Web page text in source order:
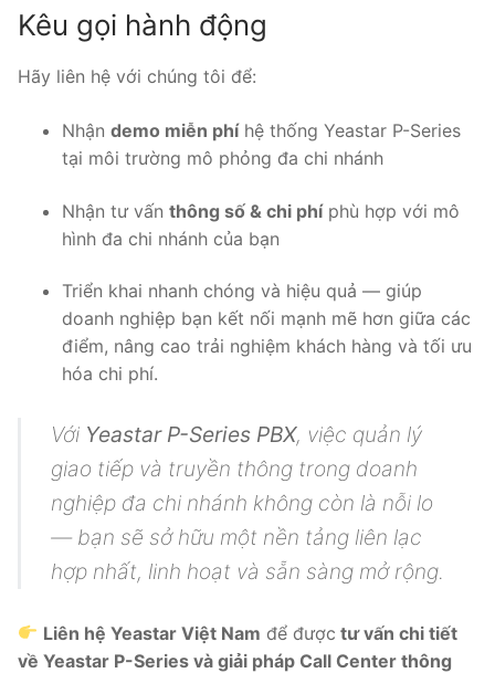
Kêu gọi hành động
Hãy liên hệ với chúng tôi để:
Nhận demo miễn phíhệ thống Yeastar P-Series
tại môi trường mô phỏng đa chi nhánh
Nhận tư vấn thông số & chi phíphù hợp với mô
hình đa chi nhánh của bạn
Triển khai nhanh chóng và hiệu quả — giúp
doanh nghiệp bạn kết nối mạnh mẽ hơn giữa các
điểm, nâng cao trải nghiệm khách hàng và tối ưu
hóa chi phí.
Với Yeastar P-Series PBX, việc quản lý
giao tiếp và truyền thông trong doanh
nghiệp đa chi nhánh không còn là nỗi lo
— bạn sẽ sở hữu một nền tảng liên lạc
hợp nhất, linh hoạt và sẵn sàng mở rộng.
Liên hệ Yeastar Việt Nam để được tư vấn chi tiết
về Yeastar P-Series và giải pháp Call Center thông